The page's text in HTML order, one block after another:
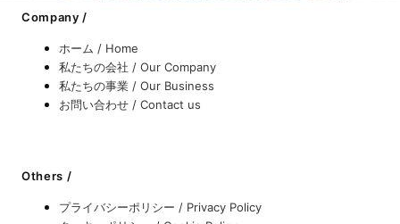
Company /
ホーム / Home
私たちの会社 / Our Company
私たちの事業 / Our Business
お問い合わせ / Contact us
Others /
プライバシーポリシー / Privacy Policy